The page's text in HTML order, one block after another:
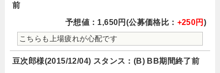
前
予想値：1,650円(公募価格比： +250円 )
こちらも上場疲れが心配です
豆次郎様(2015/12/04) スタンス：(B) BB期間終了前